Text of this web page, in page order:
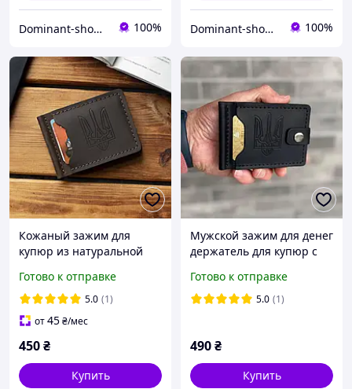
Dominant-shop.com.ua 100% Dominant-shop.com.ua 100%
Кожаный зажим для
купюр из натуральной
коричневый с гербом
Украины
Готово к отправке
5.0 (1)
от45₴/мес
450₴
Купить
Мужской зажим для денег
держатель для купюр с
Black UA
Готово к отправке
5.0 (1)
490₴
Купить